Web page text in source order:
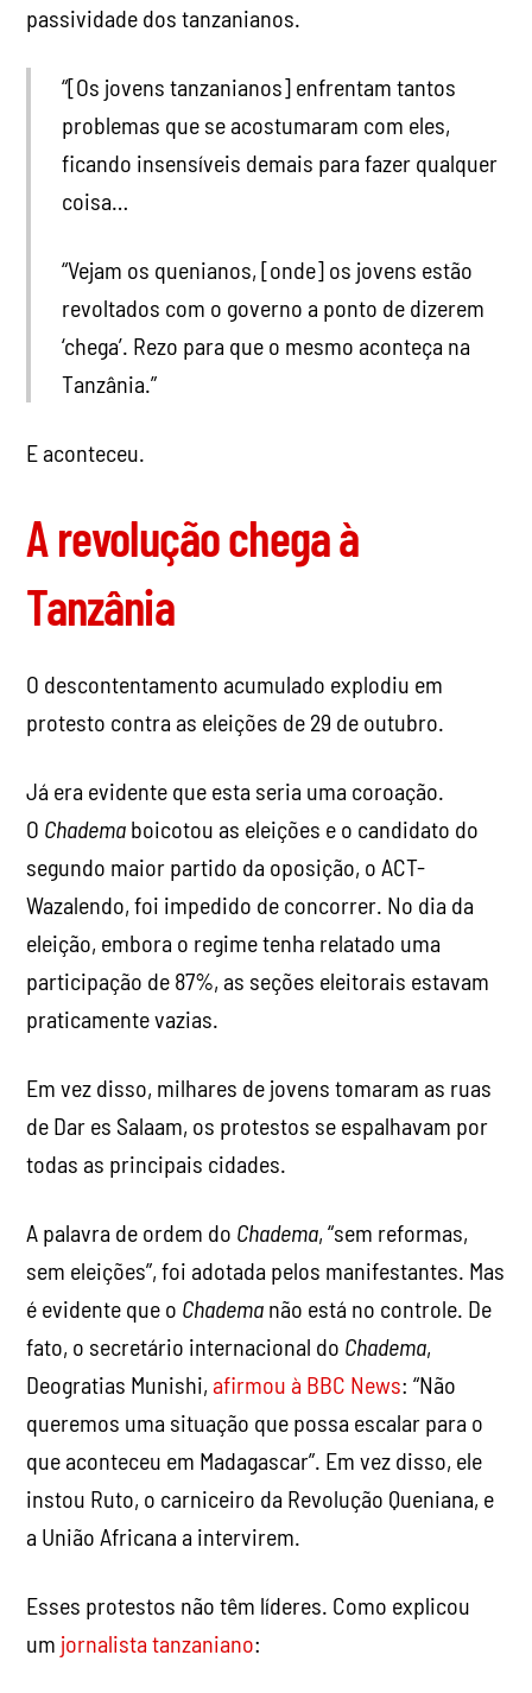
passividade dos tanzanianos.
“[Os jovens tanzanianos] enfrentam tantos
problemas que se acostumaram com eles,
ficando insensíveis demais para fazer qualquer
coisa…
“Vejam os quenianos, [onde] os jovens estão
revoltados com o governo a ponto de dizerem
‘chega’. Rezo para que o mesmo aconteça na
Tanzânia.”
E aconteceu.
A revolução chega à
Tanzânia
O descontentamento acumulado explodiu em
protesto contra as eleições de 29 de outubro.
Já era evidente que esta seria uma coroação.
O Chadema boicotou as eleições e o candidato do
segundo maior partido da oposição, o ACT-
Wazalendo, foi impedido de concorrer. No dia da
eleição, embora o regime tenha relatado uma
participação de 87%, as seções eleitorais estavam
praticamente vazias.
Em vez disso, milhares de jovens tomaram as ruas
de Dar es Salaam, os protestos se espalhavam por
todas as principais cidades.
A palavra de ordem do Chadema, “sem reformas,
sem eleições”, foi adotada pelos manifestantes. Mas
é evidente que o Chadema não está no controle. De
fato, o secretário internacional do Chadema,
Deogratias Munishi, afirmou à BBC News: “Não
queremos uma situação que possa escalar para o
que aconteceu em Madagascar”. Em vez disso, ele
instou Ruto, o carniceiro da Revolução Queniana, e
a União Africana a intervirem.
Esses protestos não têm líderes. Como explicou
um jornalista tanzaniano: